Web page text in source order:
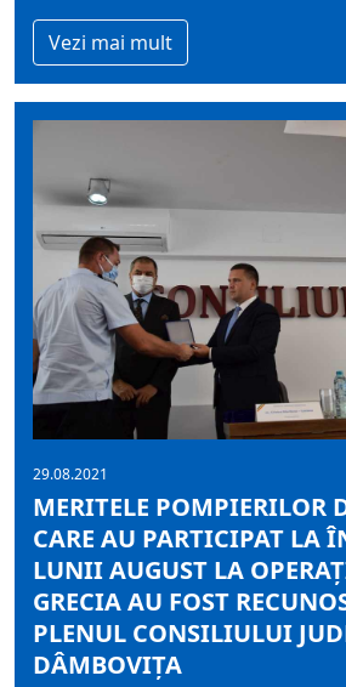
Vezi mai mult
29.08.2021
MERITELE POMPIERILOR
CARE AU PARTICIPAT LA
LUNII AUGUST LA
GRECIA AU FOST
PLENUL CONSILIULUI
DÂMBOVIȚA